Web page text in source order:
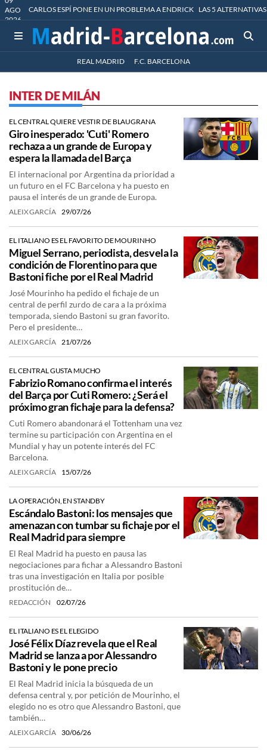
AGO
2026
CARLOS ESPÍ PONE EN UN PROBLEMA A ENDRICK LAS 5
REAL MADRID F.C. BARCELONA
INTER DE MILÁN
EL CENTRAL QUIERE VESTIR DE BLAUGRANA
Giro inesperado: 'Cuti' Romero
rechaza a un grande de Europa y
espera la llamada del Barça
El internacional por Argentina da prioridad a
un futuro en el FC Barcelona y ha puesto en
pausa el interés de un grande de Europa.
ALEIX GARCÍA 29/07/26
EL ITALIANO ES EL FAVORITO DE MOURINHO
Miguel Serrano, periodista, desvela la
condición de Florentino para que
Bastoni fiche por el Real Madrid
José Mourinho ha pedido el fichaje de un
central de perfil zurdo de cara a la próxima
temporada, siendo Bastoni su gran favorito.
Pero el presidente…
ALEIX GARCÍA 21/07/26
EL CENTRAL GUSTA MUCHO
Fabrizio Romano confirma el interés
del Barça por Cuti Romero: ¿Será el
próximo gran fichaje para la defensa?
Cuti Romero abandonará el Tottenham una vez
termine su participación con Argentina en el
Mundial y hay un potente interés del FC
Barcelona.
ALEIX GARCÍA 15/07/26
LA OPERACIÓN, EN STANDBY
Escándalo Bastoni: los mensajes que
amenazan con tumbar su fichaje por el
Real Madrid para siempre
El Real Madrid ha puesto en pausa las
negociaciones para fichar a Alessandro Bastoni
tras una investigación en Italia por posible
prostitución de…
REDACCIÓN 02/07/26
EL ITALIANO ES EL ELEGIDO
José Félix Díaz revela que el Real
Madrid se lanza a por Alessandro
Bastoni y le pone precio
El Real Madrid inicia la búsqueda de un
defensa central y, por petición de Mourinho, el
elegido no es otro que Alessandro Bastoni, que
también…
ALEIX GARCÍA 30/06/26